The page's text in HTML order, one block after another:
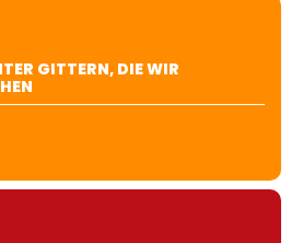
GITTERN, DIE WIR